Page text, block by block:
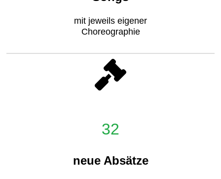
mit jeweils eigener
Choreographie
32
neue Absätze